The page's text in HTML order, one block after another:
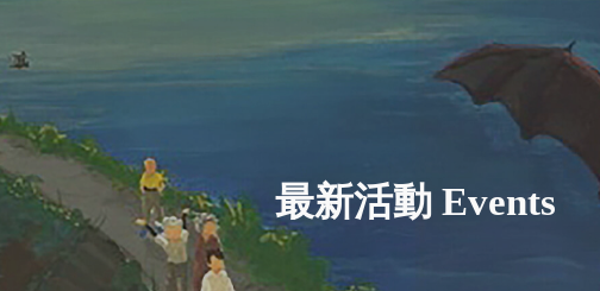
Skip to navigation
最新活動 Events